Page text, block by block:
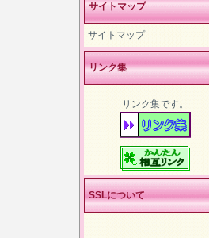
サイトマップ
サイトマップ
リンク集
リンク集です。
SSLについて